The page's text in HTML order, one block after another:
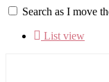
Search as I move
List view